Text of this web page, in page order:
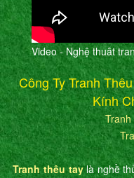
Video - Nghệ thuât
Công Ty Tranh
Kính
Tranh thêu taylà nghề